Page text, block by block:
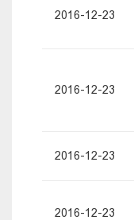
2016-12-23
2016-12-23
2016-12-23
2016-12-23